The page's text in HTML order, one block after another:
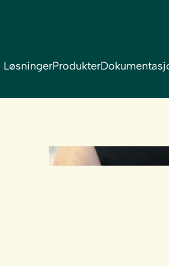
LøsningerProdukter